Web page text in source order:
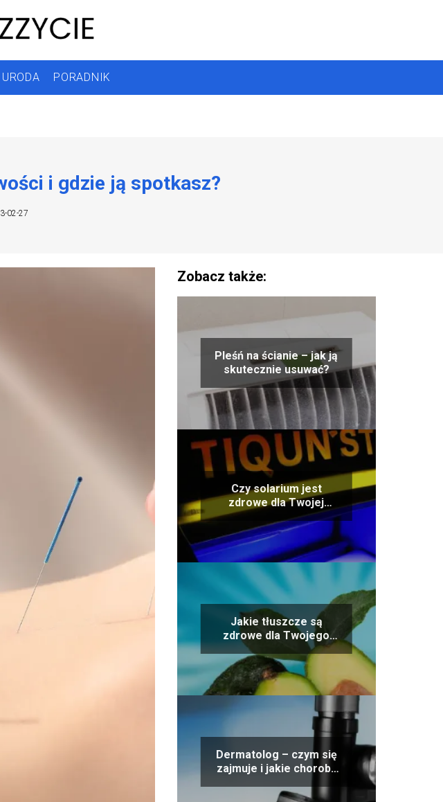
URODA PORADNIK
i gdzie ją spotkasz?
02-27
Zobacz także:
Pleśń na ścianie – jak ją
skutecznie usuwać?
Czy solarium jest
zdrowe dla Twojej
skóry? Odpowiadamy na
pytanie
Jakie tłuszcze są
zdrowe dla Twojego
organizmu? Oto
przegląd najlepszych
opcji!
Dermatolog – czym się
zajmuje i jakie choroby